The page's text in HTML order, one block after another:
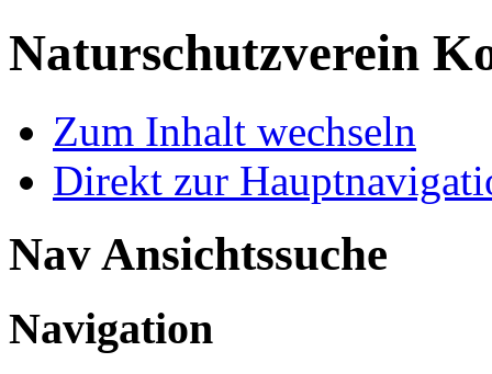
Naturschutzverein
Zum Inhalt wechseln
Direkt zur
Nav Ansichtssuche
Navigation